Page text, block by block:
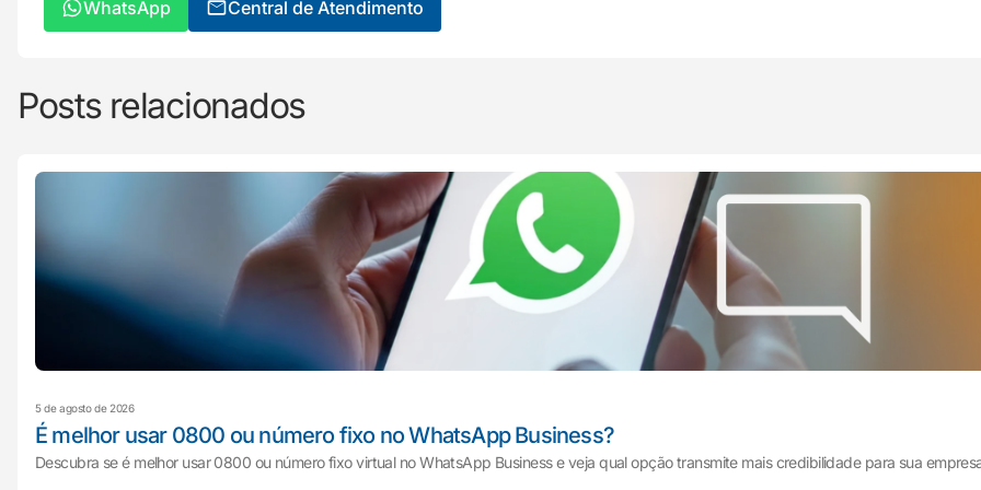
WhatsApp Central de Atendimento
Posts relacionados
5 de agosto de 2026
É melhor usar 0800 ou número fixo no WhatsApp Business?
Descubra se é melhor usar 0800 ou número fixo virtual no WhatsApp Business e veja qual opção transmite mais credibilidade para sua